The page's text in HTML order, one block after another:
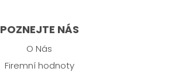
POZNEJTE NÁS
O Nás
Firemní hodnoty